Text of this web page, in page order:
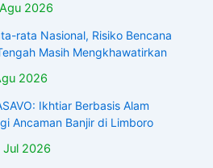
2026
rata Nasional, Risiko Bencana
Masih Mengkhawatirkan
2026
Ikhtiar Berbasis Alam
Ancaman Banjir di Limboro
Jul 2026